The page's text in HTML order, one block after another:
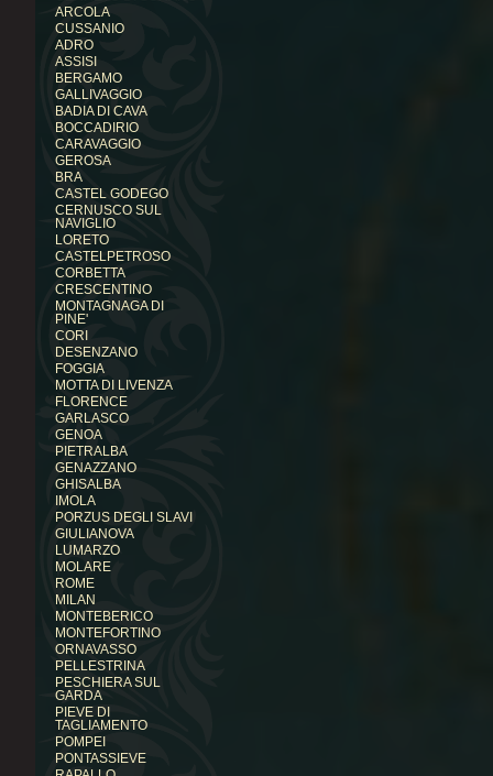
ARCOLA
CUSSANIO
ADRO
ASSISI
BERGAMO
GALLIVAGGIO
BADIA DI CAVA
BOCCADIRIO
CARAVAGGIO
GEROSA
BRA
CASTEL GODEGO
CERNUSCO SUL
NAVIGLIO
LORETO
CASTELPETROSO
CORBETTA
CRESCENTINO
MONTAGNAGA DI
PINE'
CORI
DESENZANO
FOGGIA
MOTTA DI LIVENZA
FLORENCE
GARLASCO
GENOA
PIETRALBA
GENAZZANO
GHISALBA
IMOLA
PORZUS DEGLI SLAVI
GIULIANOVA
LUMARZO
MOLARE
ROME
MILAN
MONTEBERICO
MONTEFORTINO
ORNAVASSO
PELLESTRINA
PESCHIERA SUL
GARDA
PIEVE DI
TAGLIAMENTO
POMPEI
PONTASSIEVE